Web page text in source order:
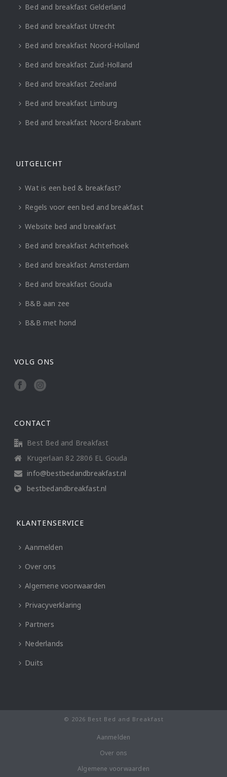
Bed and breakfast Gelderland
Bed and breakfast Utrecht
Bed and breakfast Noord-Holland
Bed and breakfast Zuid-Holland
Bed and breakfast Zeeland
Bed and breakfast Limburg
Bed and breakfast Noord-Brabant
UITGELICHT
Wat is een bed & breakfast?
Regels voor een bed and breakfast
Website bed and breakfast
Bed and breakfast Achterhoek
Bed and breakfast Amsterdam
Bed and breakfast Gouda
B&B aan zee
B&B met hond
VOLG ONS
CONTACT
Best Bed and Breakfast
Krugerlaan 82 2806 EL Gouda
info@bestbedandbreakfast.nl
bestbedandbreakfast.nl
KLANTENSERVICE
Aanmelden
Over ons
Algemene voorwaarden
Privacyverklaring
Partners
Nederlands
Duits
© 2026 Best Bed and Breakfast
Aanmelden
Over ons
Algemene voorwaarden